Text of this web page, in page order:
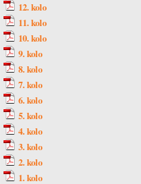
12. kolo
11. kolo
10. kolo
9. kolo
8. kolo
7. kolo
6. kolo
5. kolo
4. kolo
3. kolo
2. kolo
1. kolo